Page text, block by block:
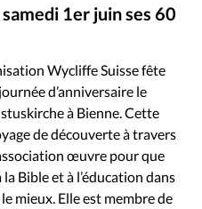
Culture
Economie
Liberté religieuse
Politique
Religions
1er juin ses 60
Wycliffe Suisse fête
d’anniversaire le
à Bienne. Cette
de découverte à travers
œuvre pour que
Bible et à l’éducation dans
mieux. Elle est membre de